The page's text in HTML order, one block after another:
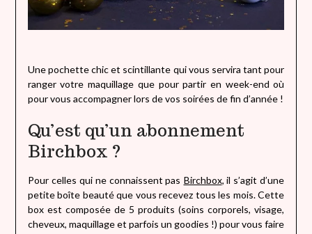
Une pochette chic et scintillante qui vous servira tant pour
ranger votre maquillage que pour partir en week-end où
pour vous accompagner lors de vos soirées de fin d’année !
Qu’est qu’un abonnement
Birchbox ?
Pour celles qui ne connaissent pas Birchbox, il s’agit d’une
petite boîte beauté que vous recevez tous les mois. Cette
box est composée de 5 produits (soins corporels, visage,
cheveux, maquillage et parfois un goodies !) pour vous faire